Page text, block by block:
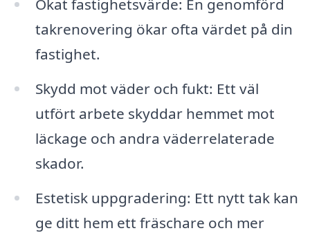
Ökat fastighetsvärde: En genomförd
takrenovering ökar ofta värdet på din
fastighet.
Skydd mot väder och fukt: Ett väl
utfört arbete skyddar hemmet mot
läckage och andra väderrelaterade
skador.
Estetisk uppgradering: Ett nytt tak kan
ge ditt hem ett fräschare och mer